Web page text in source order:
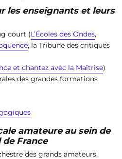
les enseignants et leurs
court (L’Écoles des Ondes,
, la Tribune des critiques
et chantez avec la Maîtrise)
des grandes formations
amateure au sein de
de France
des grands amateurs.